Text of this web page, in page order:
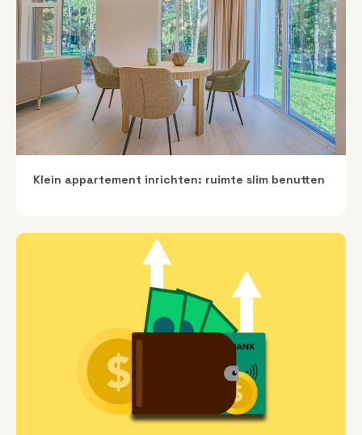
Klein appartement inrichten: ruimte slim benutten